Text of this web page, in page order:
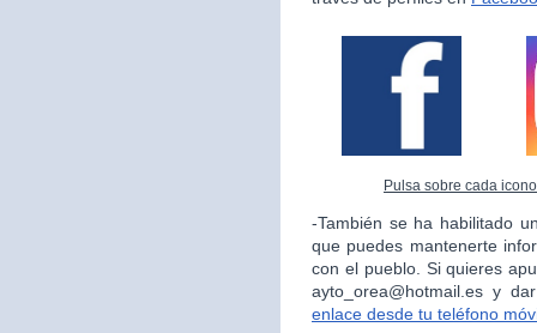
Pulsa sobre cada
-También se ha habilitado
que puedes mantenerte
con el pueblo. Si quieres
ayto_orea@hotmail.es y
enlace desde tu teléfono